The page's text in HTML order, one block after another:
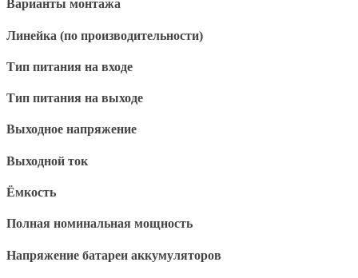
Варианты монтажа
Линейка (по производительности)
Тип питания на входе
Тип питания на выходе
Выходное напряжение
Выходной ток
Ёмкость
Полная номинальная мощность
Напряжение батареи аккумуляторов